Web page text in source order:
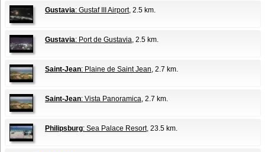
Gustavia: Gustaf III Airport, 2.5 km.
Gustavia: Port de Gustavia, 2.5 km.
Saint-Jean: Plaine de Saint Jean, 2.7 km.
Saint-Jean: Vista Panoramica, 2.7 km.
Philipsburg: Sea Palace Resort, 23.5 km.